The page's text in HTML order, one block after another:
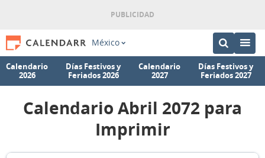
México
Calendario
2026
Días Festivos y
Feriados 2026
Calendario
2027
Días Festivos y
Feriados 2027
Calendario Abril 2072 para
Imprimir